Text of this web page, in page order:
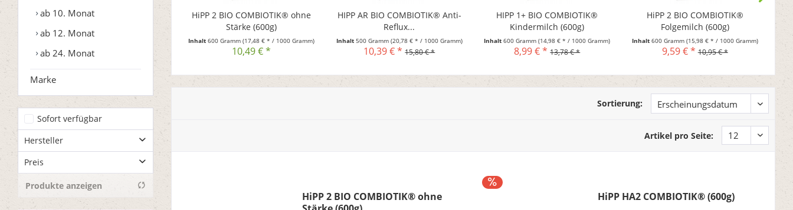
ab 10. Monat
ab 12. Monat
ab 24. Monat
Marke
Sofort verfügbar
Hersteller
HiPP
Preis
von 8,99 € 11,59 €
Produkte anzeigen
HiPP 2 BIO COMBIOTIK® ohne
Stärke (600g)
Inhalt600 Gramm(17,48 € * / 1000 Gramm)
10,49 € *
HIPP AR BIO COMBIOTIK® Anti-
Reflux...
Inhalt 500 Gramm (20,78 € * / 1000 Gramm)
10,39 € * 15,80 € *
HIPP 1+ BIO COMBIOTIK®
Kindermilch (600g)
Inhalt600 Gramm(14,98 € * / 1000 Gramm)
8,99 € * 13,78 € *
HiPP 2 BIO COMBIOTIK®
Folgemilch (600g)
Inhalt 600 Gramm (15,98 € * / 1000 Gramm)
9,59 € * 10,95 € *
Sortierung:
Artikel pro Seite:
HiPP 2 BIO COMBIOTIK® ohne
HiPP HA2 COMBIOTIK® (600g)